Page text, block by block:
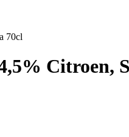
70cl
Citroen,